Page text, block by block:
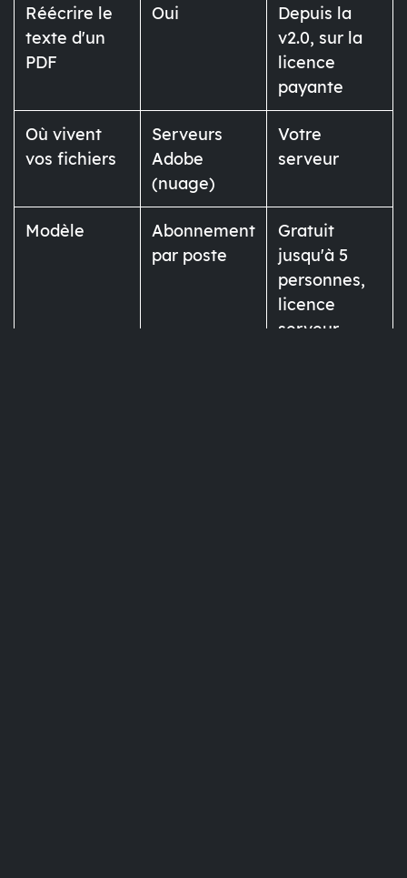
Réécrire le
texte d'un
PDF
Oui
Depuis la
v2.0, sur la
licence
payante
Où vivent
vos fichiers
Serveurs
Adobe
(nuage)
Votre
serveur
Modèle
Abonnement
par poste
Gratuit
jusqu'à 5
personnes,
licence
serveur